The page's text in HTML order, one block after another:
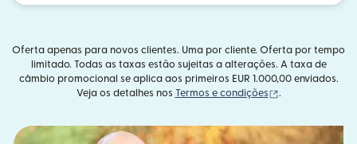
Oferta apenas para novos clientes. Uma por cliente. Oferta por tempo
limitado. Todas as taxas estão sujeitas a alterações. A taxa de
câmbio promocional se aplica aos primeiros EUR 1.000,00 enviados.
Veja os detalhes nos
Termos e condições (abre em uma
.